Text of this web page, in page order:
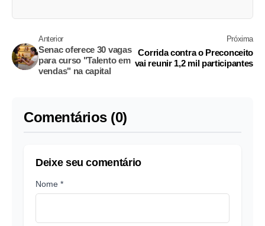
Anterior
Senac oferece 30 vagas
para curso "Talento em
vendas" na capital
Próxima
Corrida contra o Preconceito
vai reunir 1,2 mil participantes
Comentários (0)
Deixe seu comentário
Nome *